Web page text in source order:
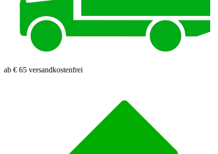
ab € 65 versandkostenfrei